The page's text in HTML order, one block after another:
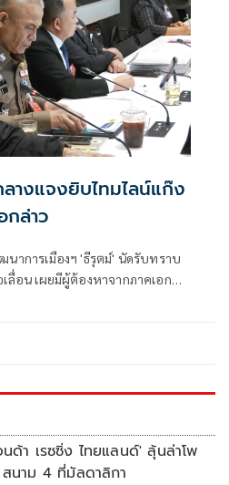
ด้วยตัวแทน สส.
างแจงยิบไทมไลน์แก๊ง
กล่าว
าการเมืองฯ 'ธีรุตม์' นัดรับทราบ
ลื่อน เผยมีผู้ต้องหาจากภาคเอกชน
า เรซซิ่ง ไทยแลนด์' ลุ้นล่าโพ
นาม 4 ที่มัลดาลิกา